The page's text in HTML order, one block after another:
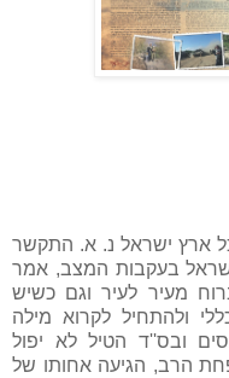
ארץ ישראל נ. א. התקשר
בעקבות המצב, אמר
מעיר לעיר וגם כשיש
ולהתחיל לקרוא מילה
ובס''ד הטיל לא יפול
הרב, הגיעה אחותו של